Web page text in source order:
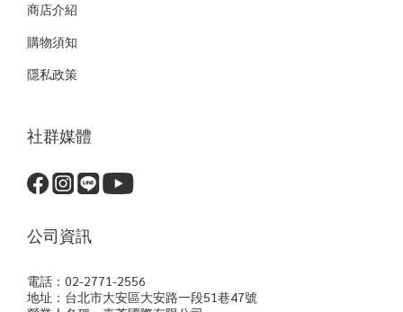
商店介紹
購物須知
隱私政策
社群媒體
公司資訊
電話：02-2771-2556
地址：台北市大安區大安路一段51巷47號